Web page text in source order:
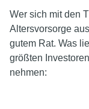
Wer sich mit den
Altersvorsorge
gutem Rat. Was
größten
nehmen: